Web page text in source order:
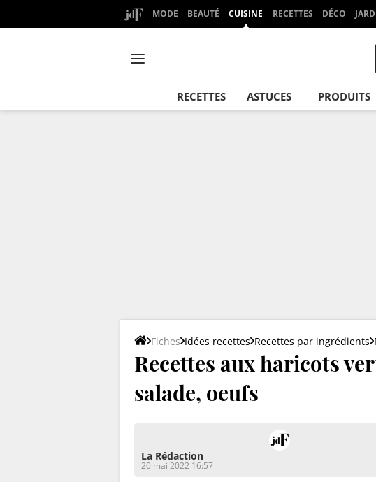
MODE BEAUTÉ CUISINE RECETTES DÉCO
RECETTES ASTUCES PRODUITS
Fiches Idées recettes Recettes par ingrédients
Recettes aux haricots
salade, oeufs
La Rédaction
20 mai 2022 16:57